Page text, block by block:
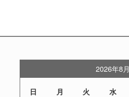
2026年8月
日 月 火 水